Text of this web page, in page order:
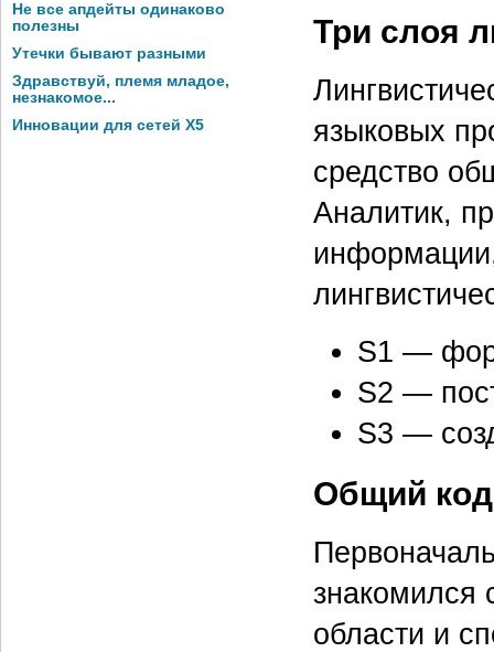
Не все апдейты одинаково
полезны
Утечки бывают разными
Здравствуй, племя младое,
незнакомое...
Инновации для сетей X5
Три слоя
языковых
средство
Аналитик,
S1 —
S2 —
S3 —
Общий код
знакомился
области и